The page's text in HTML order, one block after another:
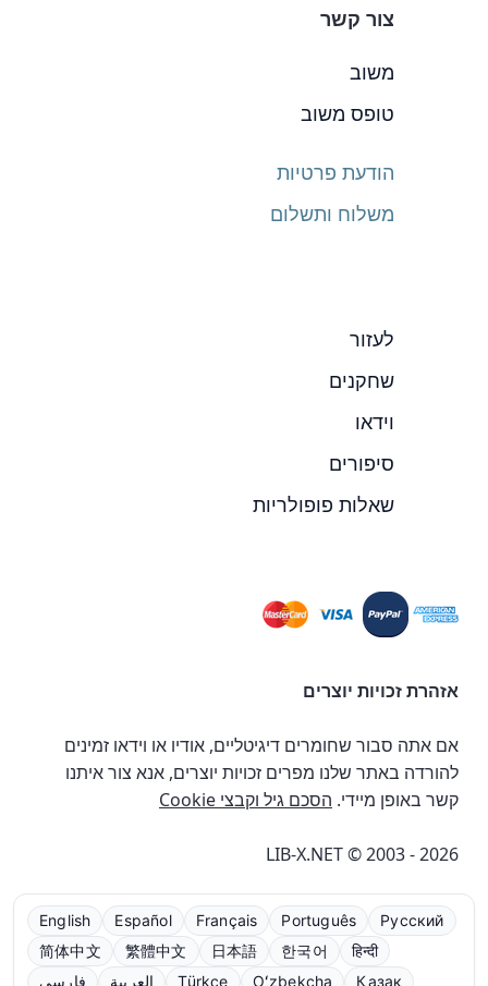
צור קשר
משוב
טופס משוב
הודעת פרטיות
משלוח ותשלום
לעזור
שחקנים
וידאו
סיפורים
שאלות פופולריות
אזהרת זכויות יוצרים
אם אתה סבור שחומרים דיגיטליים, אודיו או וידאו זמינים
להורדה באתר שלנו מפרים זכויות יוצרים, אנא צור איתנו
קשר באופן מיידי. הסכם גיל וקבצי Cookie
LIB-X.NET © 2003 - 2026
English Español Français Português
Русский
简体中文
繁體中文 日本語 한국어
हिन्दी
فارسی
العربية Türkçe Oʻzbekcha Қазақ